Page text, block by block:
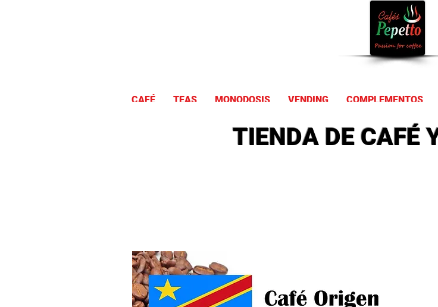
CAFÉ TEAS MONODOSIS VENDING COMPLEMENTOS
TIENDA DE CAFÉ